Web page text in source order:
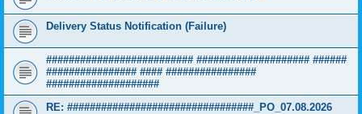
Delivery Status Notification (Failure)
########################## #################### ######
################ #### ################
####################
RE: #################################_PO_07.08.2026